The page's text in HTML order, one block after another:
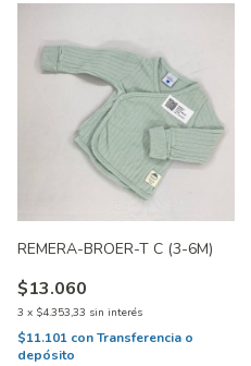
REMERA-BROER-T C (3-6M)
$13.060
3 x $4.353,33 sin interés
$11.101 conTransferencia o
depósito